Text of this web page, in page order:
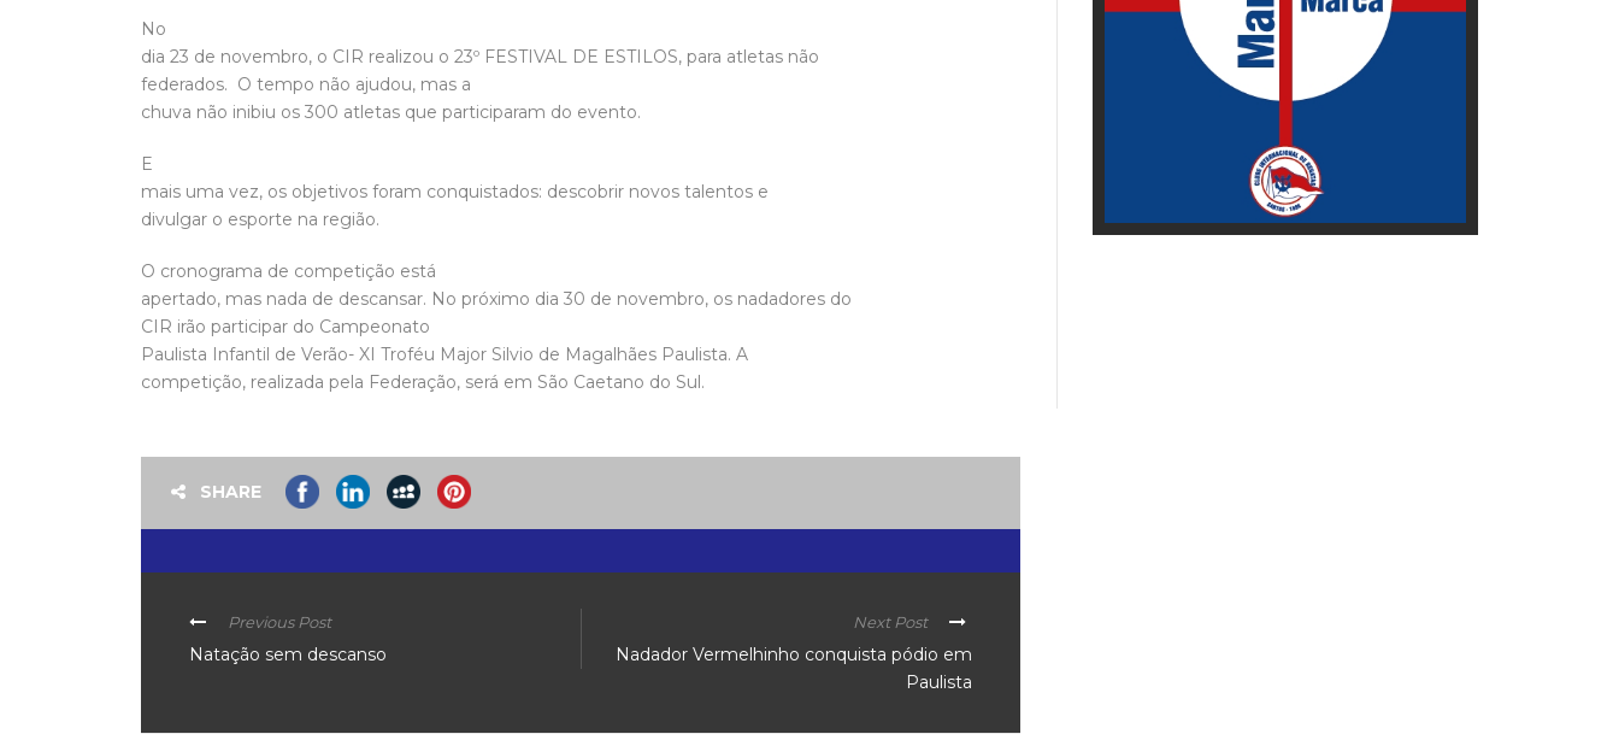
No
dia 23 de novembro, o CIR realizou o 23º FESTIVAL DE ESTILOS, para atletas não
federados. O tempo não ajudou, mas a
chuva não inibiu os 300 atletas que participaram do evento.
E
mais uma vez, os objetivos foram conquistados: descobrir novos talentos e
divulgar o esporte na região.
O cronograma de competição está
apertado, mas nada de descansar. No próximo dia 30 de novembro, os nadadores do
CIR irão participar do Campeonato
Paulista Infantil de Verão- XI Troféu Major Silvio de Magalhães Paulista. A
competição, realizada pela Federação, será em São Caetano do Sul.
SHARE
Previous Post
Natação sem descanso
Next Post
Nadador Vermelhinho conquista pódio em
Paulista